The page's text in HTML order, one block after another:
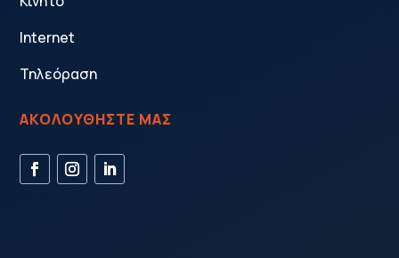
Internet
Τηλεόραση
ΑΚΟΛΟΥΘΗΣΤΕ ΜΑΣ